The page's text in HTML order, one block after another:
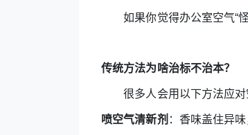
如果你觉得办公室空气“怪
传统方法为啥治标不治本？
很多人会用以下方法应对
喷空气清新剂 ：香味盖住异